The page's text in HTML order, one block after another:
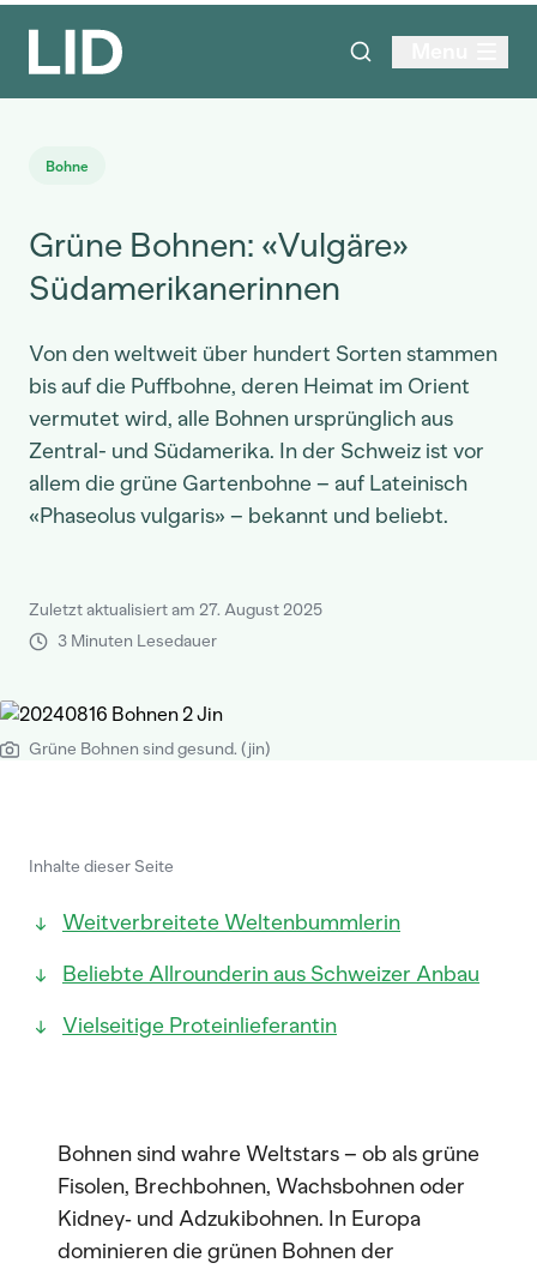
Bohne
Grüne Bohnen: «Vulgäre»
Südamerikanerinnen
Von den weltweit über hundert Sorten stammen
bis auf die Puffbohne, deren Heimat im Orient
vermutet wird, alle Bohnen ursprünglich aus
Zentral- und Südamerika. In der Schweiz ist vor
allem die grüne Gartenbohne – auf Lateinisch
«Phaseolus vulgaris» – bekannt und beliebt.
Zuletzt aktualisiert am 27. August 2025
3 Minuten Lesedauer
Grüne Bohnen sind gesund. (jin)
Inhalte dieser Seite
Weitverbreitete Weltenbummlerin
Beliebte Allrounderin aus Schweizer Anbau
Vielseitige Proteinlieferantin
Bohnen sind wahre Weltstars – ob als grüne
Fisolen, Brechbohnen, Wachsbohnen oder
Kidney‑ und Adzukibohnen. In Europa
dominieren die grünen Bohnen der